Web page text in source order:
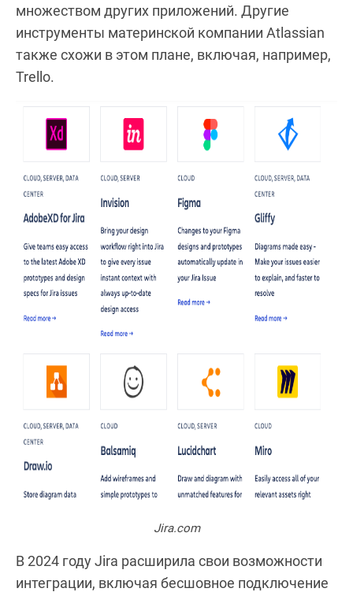
множеством других приложений. Другие
инструменты материнской компании Atlassian
также схожи в этом плане, включая, например,
Trello.
Jira.com
В 2024 году Jira расширила свои возможности
интеграции, включая бесшовное подключение